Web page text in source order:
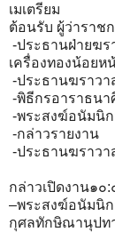
เมเตรียม
ต้อนรับ ผู้ว่าราช
-ประธานฝ่ายฆ
เครื่องทองน้อยห
-ประธานฆราวา
-พิธีกรอาราธน
-พระสงฆ์อนัมนิ
-กล่าวรายงาน
-ประธานฆราวา
กล่าวเปิดงาน๑๐:
–พระสงฆ์อนัมนิ
กุศลทักษิณานุปท